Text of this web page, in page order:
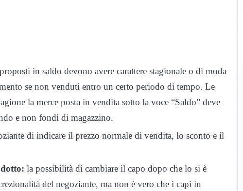
in saldo devono avere carattere stagionale o di moda
se non venduti entro un certo periodo di tempo. Le
la merce posta in vendita sotto la voce “Saldo” deve
e non fondi di magazzino.
di indicare il prezzo normale di vendita, lo sconto e il
la possibilità di cambiare il capo dopo che lo si è
del negoziante, ma non è vero che i capi in